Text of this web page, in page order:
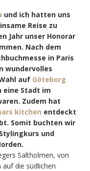
und ich hatten uns
Reise zu
Jahr unser Honorar
Nach dem
in Paris
wundervolles
auf Göteborg
eine Stadt im
Zudem hat
kitchen entdeckt
Somit buchten wir
und
Saltholmen, von
die südlichen